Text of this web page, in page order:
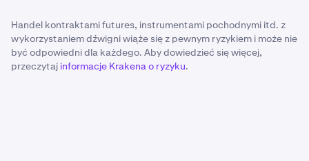
Handel kontraktami futures, instrumentami pochodnymi itd. z
wykorzystaniem dźwigni wiąże się z pewnym ryzykiem i może nie
być odpowiedni dla każdego. Aby dowiedzieć się więcej,
przeczytaj informacje Krakena o ryzyku.